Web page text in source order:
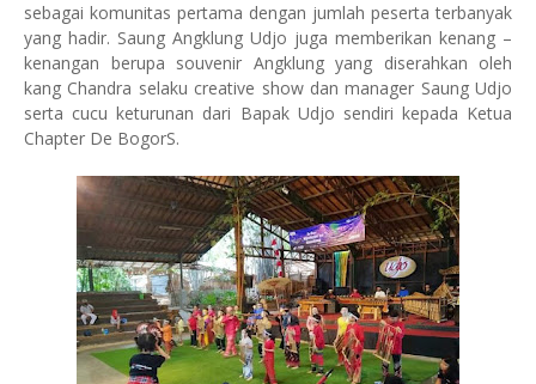
sebagai komunitas pertama dengan jumlah peserta terbanyak
yang hadir. Saung Angklung Udjo juga memberikan kenang –
kenangan berupa souvenir Angklung yang diserahkan oleh
kang Chandra selaku creative show dan manager Saung Udjo
serta cucu keturunan dari Bapak Udjo sendiri kepada Ketua
Chapter De BogorS.